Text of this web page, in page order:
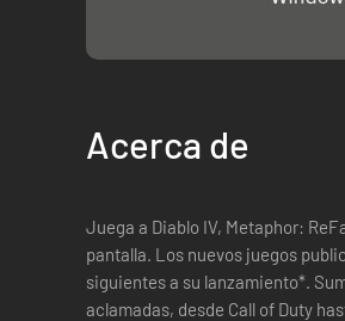
Acerca de
Juega a Diablo IV, Metaphor:
pantalla. Los nuevos juegos
siguientes a su lanzamiento*.
aclamadas, desde Call of Duty